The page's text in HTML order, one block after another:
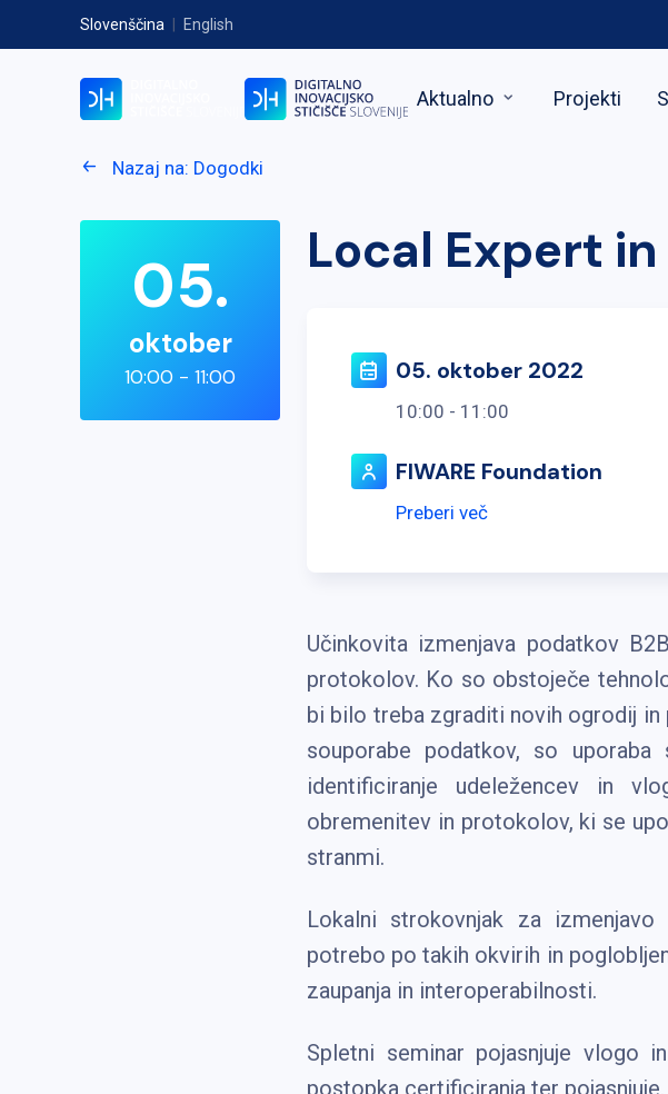
Slovenščina English
Aktualno Projekti
Nazaj na: Dogodki
05.
oktober
10:00 - 11:00
Local Expert
05. oktober 2022
10:00 - 11:00
FIWARE Foundation
Preberi več
Učinkovita izmenjava podatkov
protokolov. Ko so obstoječe
bi bilo treba zgraditi novih ogrodij
souporabe podatkov, so uporaba
identificiranje udeležencev in
obremenitev in protokolov, ki se
stranmi.
Lokalni strokovnjak za
potrebo po takih okvirih in
zaupanja in interoperabilnosti.
Spletni seminar pojasnjuje vlogo
postopka certificiranja ter